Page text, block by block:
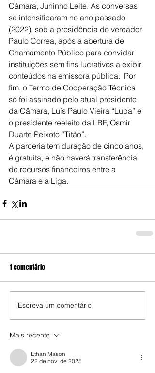
Câmara, Juninho Leite. As conversas
se intensificaram no ano passado
(2022), sob a presidência do vereador
Paulo Correa, após a abertura de
Chamamento Público para convidar
instituições sem fins lucrativos a exibir
conteúdos na emissora pública.  Por
fim, o Termo de Cooperação Técnica
só foi assinado pelo atual presidente
da Câmara, Luís Paulo Vieira “Lupa” e
o presidente reeleito da LBF, Osmir
Duarte Peixoto “Titão”.
A parceria tem duração de cinco anos,
é gratuita, e não haverá transferência
de recursos financeiros entre a
Câmara e a Liga.
1 comentário
Escreva um comentário
Mais recente
Ethan Mason
22 de nov. de 2025